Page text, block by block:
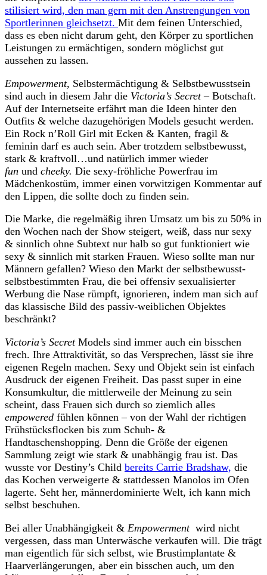
stilisiert wird, den man gern mit den Anstrengungen von
Sportlerinnen gleichsetzt. Mit dem feinen Unterschied,
dass es eben nicht darum geht, den Körper zu sportlichen
Leistungen zu ermächtigen, sondern möglichst gut
aussehen zu lassen.
Empowerment, Selbstermächtigung & Selbstbewusstsein
sind auch in diesem Jahr die Victoria’s Secret– Botschaft.
Auf der Internetseite erfährt man die Ideen hinter den
Outfits & welche dazugehörigen Models gesucht werden.
Ein Rock n’Roll Girl mit Ecken & Kanten, fragil &
feminin darf es auch sein. Aber trotzdem selbstbewusst,
stark & kraftvoll…und natürlich immer wieder
fun und cheeky. Die sexy-fröhliche Powerfrau im
Mädchenkostüm, immer einen vorwitzigen Kommentar auf
den Lippen, die sollte doch zu finden sein.
Die Marke, die regelmäßig ihren Umsatz um bis zu 50% in
den Wochen nach der Show steigert, weiß, dass nur sexy
& sinnlich ohne Subtext nur halb so gut funktioniert wie
sexy & sinnlich mit starken Frauen. Wieso sollte man nur
Männern gefallen? Wieso den Markt der selbstbewusst-
selbstbestimmten Frau, die bei offensiv sexualisierter
Werbung die Nase rümpft, ignorieren, indem man sich auf
das klassische Bild des passiv-weiblichen Objektes
beschränkt?
Victoria’s SecretModels sind immer auch ein bisschen
frech. Ihre Attraktivität, so das Versprechen, lässt sie ihre
eigenen Regeln machen. Sexy und Objekt sein ist einfach
Ausdruck der eigenen Freiheit. Das passt super in eine
Konsumkultur, die mittlerweile der Meinung zu sein
scheint, dass Frauen sich durch so ziemlich alles
empowered fühlen können – von der Wahl der richtigen
Frühstücksflocken bis zum Schuh- &
Handtaschenshopping. Denn die Größe der eigenen
Sammlung zeigt wie stark & unabhängig frau ist. Das
wusste vor Destiny’s Child bereits Carrie Bradshaw, die
das Kochen verweigerte & stattdessen Manolos im Ofen
lagerte. Seht her, männerdominierte Welt, ich kann mich
selbst beschuhen.
Bei aller Unabhängigkeit & Empowermentwird nicht
vergessen, dass man Unterwäsche verkaufen will. Die trägt
man eigentlich für sich selbst, wie Brustimplantate &
Haarverlängerungen, aber ein bisschen auch, um den